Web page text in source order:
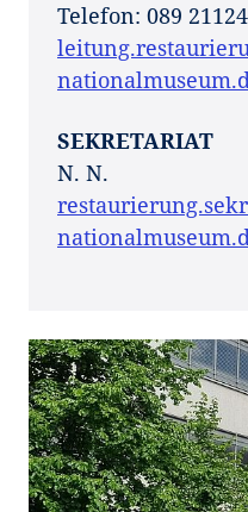
Telefon: 089
SEKRETARIAT
N. N.